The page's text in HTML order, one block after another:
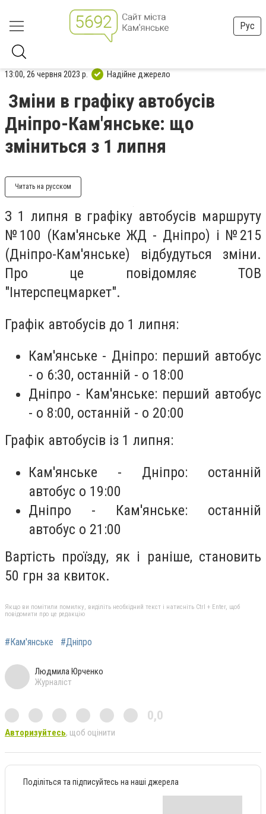
Рус
13:00, 26 червня 2023 р. Надійне джерело
Зміни в графіку автобусів
Дніпро-Кам'янське: що
зміниться з 1 липня
Читать на русском
З 1 липня в графіку автобусів маршруту
№100 (Кам'янське ЖД - Дніпро) і №215
(Дніпро-Кам'янське) відбудуться зміни.
Про це повідомляє ТОВ
"Інтерспецмаркет".
Графік автобусів до 1 липня:
Кам'янське - Дніпро: перший автобус
- о 6:30, останній - о 18:00
Дніпро - Кам'янське: перший автобус
- о 8:00, останній - о 20:00
Графік автобусів із 1 липня:
Кам'янське - Дніпро: останній
автобус о 19:00
Дніпро - Кам'янське: останній
автобус о 21:00
Вартість проїзду, як і раніше, становить
50 грн за квиток.
Якщо ви помітили помилку, виділіть необхідний текст і натисніть Ctrl + Enter, щоб
повідомити про це редакцію
#Кам'янське #Дніпро
Людмила Юрченко
Журналіст
0,0
Авторизуйтесь, щоб оцінити
Поділіться та підписуйтесь на наші джерела